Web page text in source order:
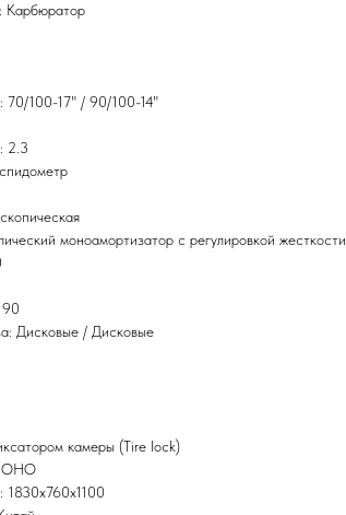
Карбюратор
70/100-17" / 90/100-14"
2.3
моноамортизатор с регулировкой жесткости
90
Дисковые / Дисковые
камеры (Tire lock)
1830х760х1100